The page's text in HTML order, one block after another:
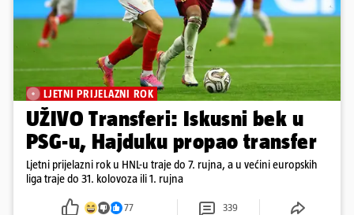
LJETNI PRIJELAZNI ROK
UŽIVO Transferi: Iskusni bek u
PSG-u, Hajduku propao transfer
Ljetni prijelazni rok u HNL-u traje do 7. rujna, a u većini europskih
liga traje do 31. kolovoza ili 1. rujna
77 339